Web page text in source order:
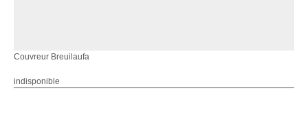
Couvreur Breuilaufa
indisponible